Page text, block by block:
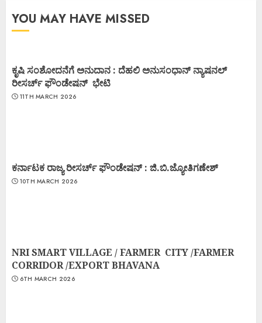
YOU MAY HAVE MISSED
ಕೃಷಿ ಸಂಶೋದನೆಗೆ ಅನುದಾನ : ದೆಹಲಿ ಅನುಸಂಧಾನ್ ನ್ಯಾಷನಲ್
ರೀಸರ್ಚ್ ಫೌಂಡೇಷನ್ ಭೇಟಿ
11TH MARCH 2026
ಕರ್ನಾಟಕ ರಾಜ್ಯ ರೀಸರ್ಚ್ ಫೌಂಡೇಷನ್ : ಜಿ.ಬಿ.ಜ್ಯೋತಿಗಣೇಶ್
10TH MARCH 2026
NRI SMART VILLAGE / FARMER CITY /FARMER
CORRIDOR /EXPORT BHAVANA
6TH MARCH 2026